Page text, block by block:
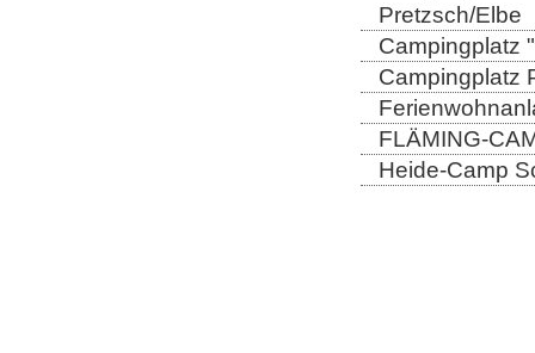
Pretzsch/Elbe
Campingplatz
Campingplatz
FLÄMING-
Heide-Camp